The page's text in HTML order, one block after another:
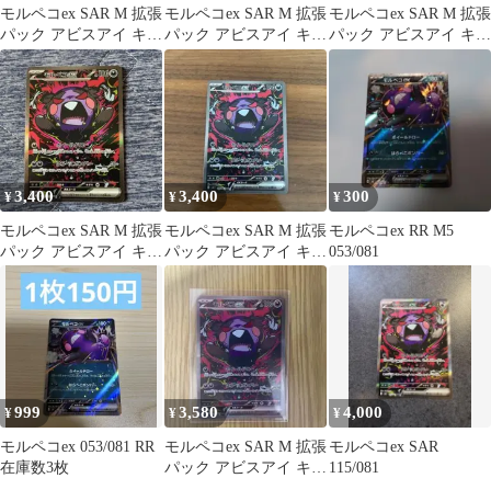
モルペコex SAR M 拡張
パック アビスアイ キラ
115/081
モルペコex SAR M 拡張
パック アビスアイ キラ
115/081
モルペコex SAR M 拡張
パック アビスアイ キラ
115/081
¥3,400
モルペコex SAR M 拡張
パック アビスアイ キラ
115/081
¥3,400
モルペコex SAR M 拡張
パック アビスアイ キラ
115/081
¥300
モルペコex RR M5
053/081
¥999
モルペコex 053/081 RR
在庫数3枚
¥3,580
モルペコex SAR M 拡張
パック アビスアイ キラ
¥4,000
モルペコex SAR
115/081